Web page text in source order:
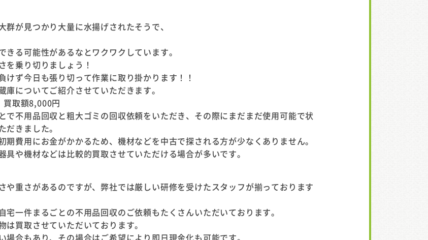
が見つかり大量に水揚げされたそうで、
る可能性があるなとワクワクしています。
を乗り切りましょう！
ず今日も張り切って作業に取り掛かります！！
についてご紹介させていただきます。
取額8,000円
で不用品回収と粗大ゴミの回収依頼をいただき、その際にまだまだ使用可能で状
きました。
費用にお金がかかるため、機材などを中古で探される方が少なくありません。
や機材などは比較的買取させていただける場合が多いです。
や重さがあるのですが、弊社では厳しい研修を受けたスタッフが揃っております
一件まるごとの不用品回収のご依頼もたくさんいただいております。
買取させていただいております。
合もあり、その場合はご希望により即日現金化も可能です。